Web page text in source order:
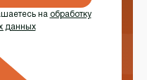
на обработку
данных